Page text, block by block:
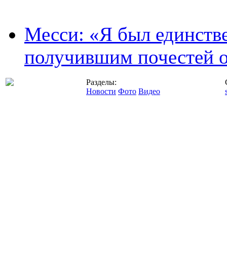
Месси: «Я был
получившим почестей
Разделы:
Новости Фото Видео